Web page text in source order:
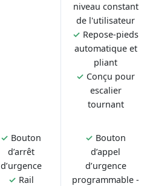
niveau constant
de l'utilisateur
✓ Repose-pieds
automatique et
pliant
✓ Conçu pour
escalier
tournant
✓ Bouton
d’arrêt
d’urgence
✓ Rail
✓ Bouton
d’appel
d’urgence
programmable -